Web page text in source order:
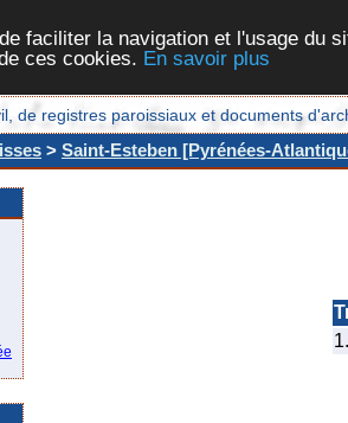
faciliter la navigation et l'usage du
ces cookies. En savoir plus
de registres paroissiaux et documents
> Saint-Esteben [Pyrénées-
1.